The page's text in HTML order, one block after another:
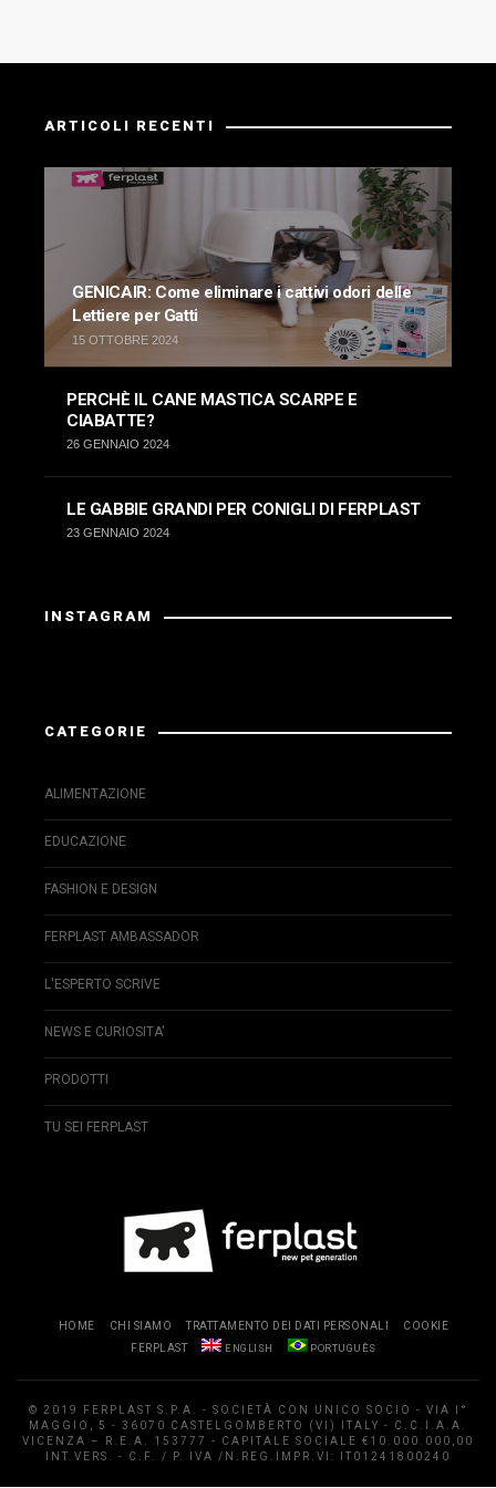
ARTICOLI RECENTI
GENICAIR: Come eliminare i cattivi odori delle
Lettiere per Gatti
15 OTTOBRE 2024
PERCHÈ IL CANE MASTICA SCARPE E
CIABATTE?
26 GENNAIO 2024
LE GABBIE GRANDI PER CONIGLI DI FERPLAST
23 GENNAIO 2024
INSTAGRAM
CATEGORIE
ALIMENTAZIONE
EDUCAZIONE
FASHION E DESIGN
FERPLAST AMBASSADOR
L'ESPERTO SCRIVE
NEWS E CURIOSITA'
PRODOTTI
TU SEI FERPLAST
HOME CHI SIAMO TRATTAMENTO DEI DATI PERSONALI
COOKIE
FERPLAST
ENGLISH PORTUGUÊS
© 2019 FERPLAST S.P.A. - SOCIETÀ CON UNICO SOCIO - VIA I°
MAGGIO, 5 - 36070 CASTELGOMBERTO (VI) ITALY - C.C.I.A.A.
VICENZA – R.E.A. 153777 - CAPITALE SOCIALE €10.000.000,00
INT.VERS. - C.F. / P. IVA /N.REG.IMPR.VI: IT01241800240